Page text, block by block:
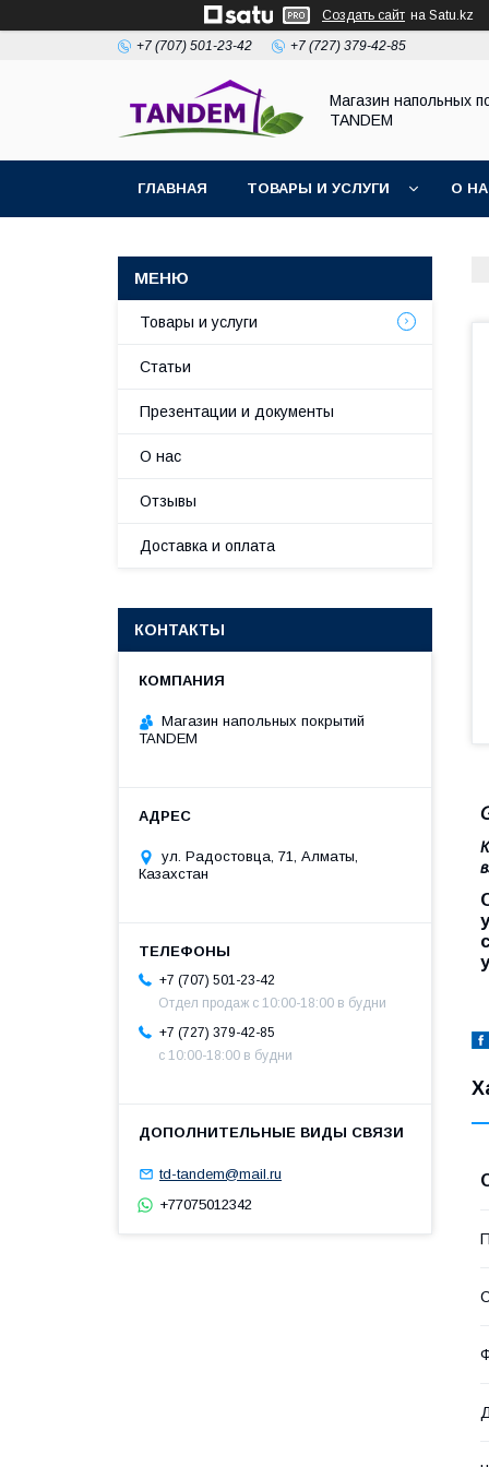
Создать сайт на Satu.kz
+7 (707) 501-23-42 +7 (727) 379-42-85
Магазин напольных
TANDEM
ГЛАВНАЯ ТОВАРЫ И УСЛУГИ О
Товары и услуги
Статьи
Презентации и документы
О нас
Отзывы
Доставка и оплата
КОНТАКТЫ
Магазин напольных покрытий
TANDEM
ул. Радостовца, 71, Алматы,
Казахстан
+7 (707) 501-23-42
Отдел продаж c 10:00-18:00 в будни
+7 (727) 379-42-85
с 10:00-18:00 в будни
td-tandem@mail.ru
+77075012342